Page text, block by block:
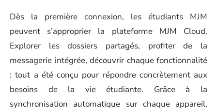
Dès la première connexion, les étudiants MJM
peuvent s’approprier la plateforme MJM Cloud.
Explorer les dossiers partagés, profiter de la
messagerie intégrée, découvrir chaque fonctionnalité
: tout a été conçu pour répondre concrètement aux
besoins de la vie étudiante. Grâce à la
synchronisation automatique sur chaque appareil,